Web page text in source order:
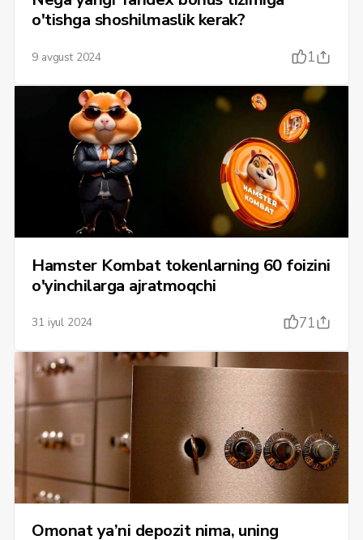
o'tishga shoshilmaslik kerak?
9 avgust 2024 1
Hamster Kombat tokenlarning 60 foizini
o'yinchilarga ajratmoqchi
31 iyul 2024 71
Omonat ya’ni depozit nima, uning